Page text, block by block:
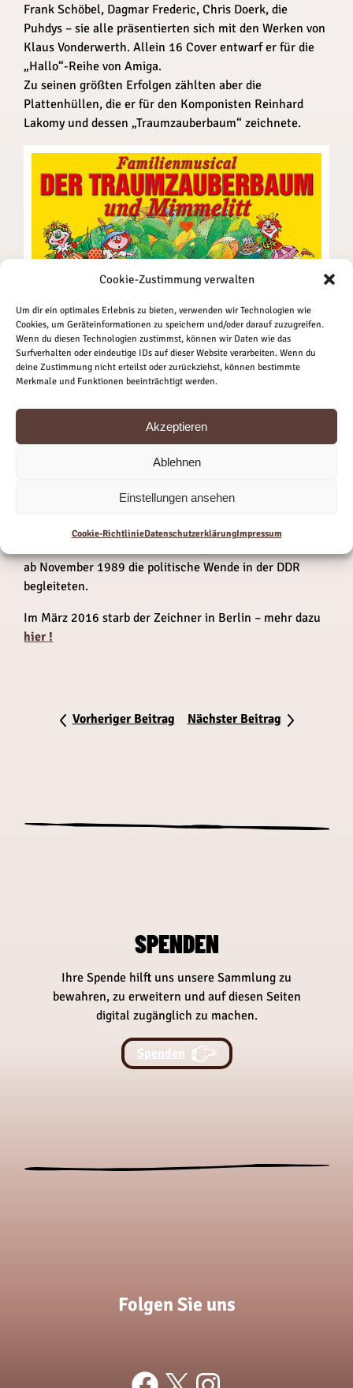
Cookie-Zustimmung verwalten
Um dir ein optimales Erlebnis zu bieten, verwenden wir Technologien wie
Cookies, um Geräteinformationen zu speichern und/oder darauf zuzugreifen.
Wenn du diesen Technologien zustimmst, können wir Daten wie das
Surfverhalten oder eindeutige IDs auf dieser Website verarbeiten. Wenn du
deine Zustimmung nicht erteilst oder zurückziehst, können bestimmte
Merkmale und Funktionen beeinträchtigt werden.
Akzeptieren
Ablehnen
Einstellungen ansehen
Cookie-RichtlinieDatenschutzerklärungImpressum
Frank Schöbel, Dagmar Frederic, Chris Doerk, die
Puhdys – sie alle präsentierten sich mit den Werken von
Klaus Vonderwerth. Allein 16 Cover entwarf er für die
„Hallo“-Reihe von Amiga.
Zu seinen größten Erfolgen zählten aber die
Plattenhüllen, die er für den Komponisten Reinhard
Lakomy und dessen „Traumzauberbaum“ zeichnete.
gleichnamigen Bildband des Eulenspiegel Verlages
ab November 1989 die politische Wende in der DDR
begleiteten.
Im März 2016 starb der Zeichner in Berlin – mehr dazu
hier !
Vorheriger Beitrag Nächster Beitrag
SPENDEN
Ihre Spende hilft uns unsere Sammlung zu
bewahren, zu erweitern und auf diesen Seiten
digital zugänglich zu machen.
Spenden
Folgen Sie uns